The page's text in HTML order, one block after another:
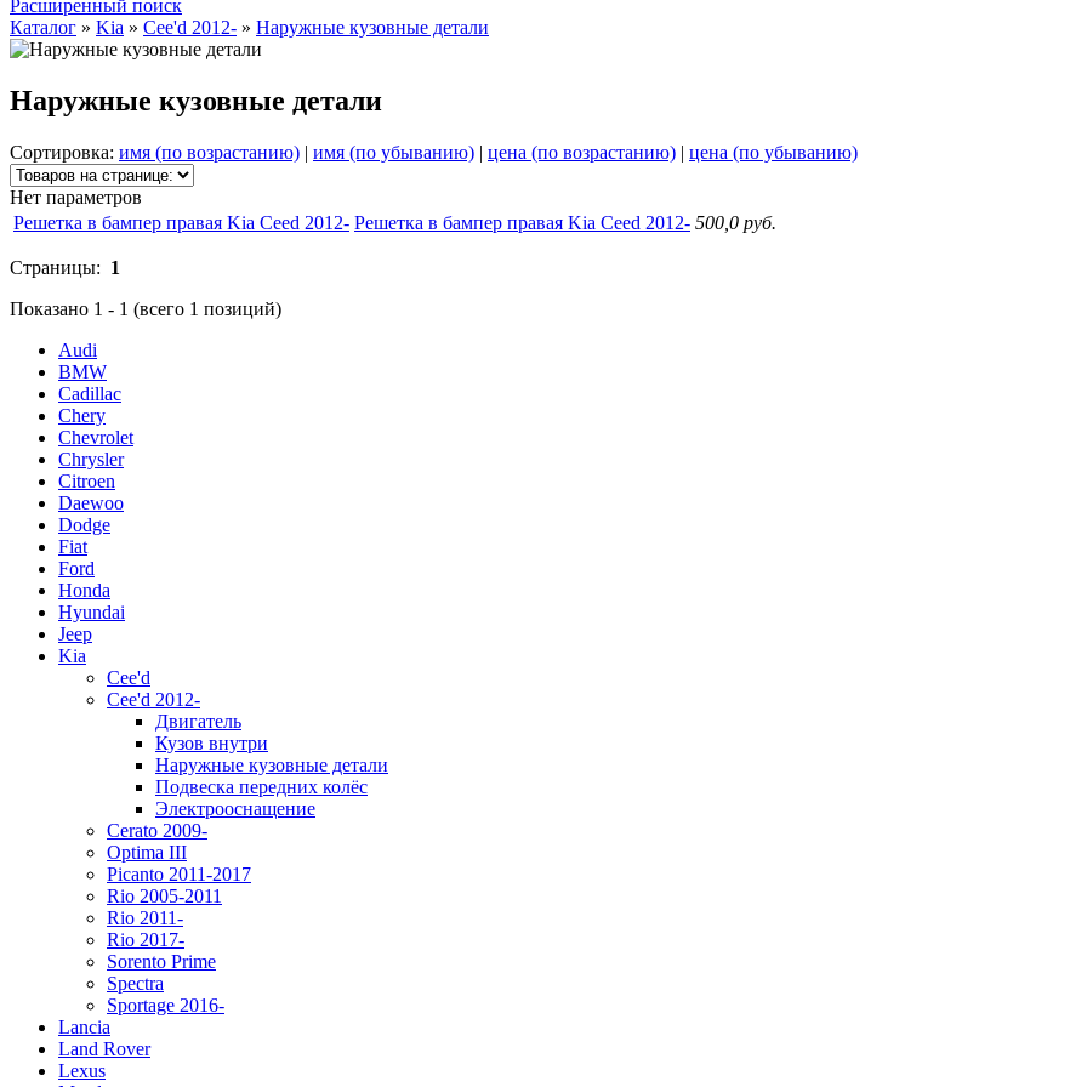
Расширенный поиск
Каталог » Kia » Cee'd 2012- » Наружные кузовные детали
Наружные кузовные детали
Сортировка: имя (по возрастанию) | имя (по убыванию) | цена (по возрастанию) | цена (по убыванию)
Нет параметров
Решетка в бампер правая Kia Ceed 2012- Решетка в бампер правая Kia Ceed 2012- 500,0 руб.
Страницы: 1
Показано 1 - 1 (всего 1 позиций)
Audi
BMW
Cadillac
Chery
Chevrolet
Chrysler
Citroen
Daewoo
Dodge
Fiat
Ford
Honda
Hyundai
Jeep
Kia
Cee'd
Cee'd 2012-
Двигатель
Кузов внутри
Наружные кузовные детали
Подвеска передних колёс
Электрооснащение
Cerato 2009-
Optima III
Picanto 2011-2017
Rio 2005-2011
Rio 2011-
Rio 2017-
Sorento Prime
Spectra
Sportage 2016-
Lancia
Land Rover
Lexus